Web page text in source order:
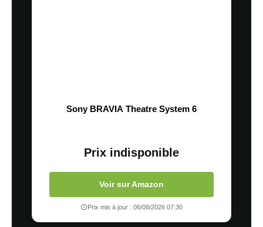
Sony BRAVIA Theatre System 6
Prix indisponible
Voir sur Amazon
Prix mis à jour : 06/08/2026 07:30